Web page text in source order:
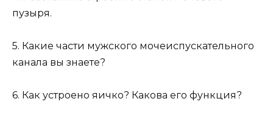
пузыря.
5. Какие части мужского мочеиспускательного
канала вы знаете?
6. Как устроено яичко? Какова его функция?